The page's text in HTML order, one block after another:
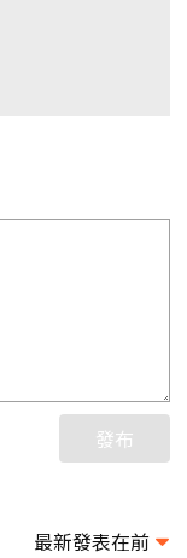
發布
最新發表在前